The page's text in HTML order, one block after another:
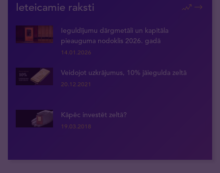
Ieteicamie raksti
Ieguldījumu dārgmetāli un kapitāla
pieauguma nodoklis 2026. gadā
14.01.2026
Veidojot uzkrājumus, 10% jāiegulda zeltā
20.12.2021
Kāpēc investēt zeltā?
19.03.2018